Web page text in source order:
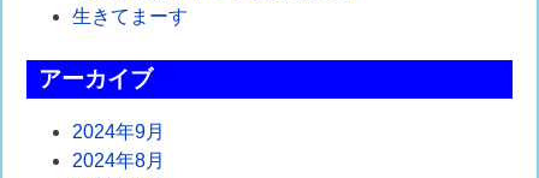
シ
ョ
ン
生きてまーす
アーカイブ
2024年9月
2024年8月